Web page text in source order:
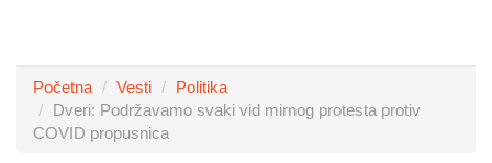
Početna Vesti
Politika
Dveri: Podržavamo svaki vid mirnog protesta protiv
COVID propusnica